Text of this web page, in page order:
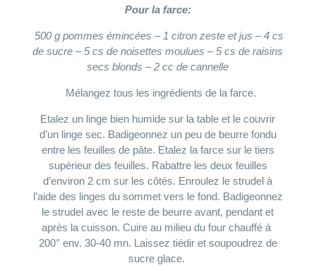
Pour la farce:
500 g pommes émincées – 1 citron zeste et jus –4 cs
de sucre –5 cs de noisettes moulues –5 cs de raisins
secs blonds –2 cc de cannelle
Mélangez tous les ingrédients de la farce.
Etalez un linge bien humide sur la table et le couvrir
d’un linge sec. Badigeonnez un peu de beurre fondu
entre les feuilles de pâte. Etalez la farce sur le tiers
supérieur des feuilles. Rabattre les deux feuilles
d’environ 2 cm sur les côtés. Enroulez le strudel à
l’aide des linges du sommet vers le fond. Badigeonnez
le strudel avec le reste de beurre avant, pendant et
après la cuisson. Cuire au milieu du four chauffé à
200° env. 30-40 mn. Laissez tiédir et soupoudrez de
sucre glace.